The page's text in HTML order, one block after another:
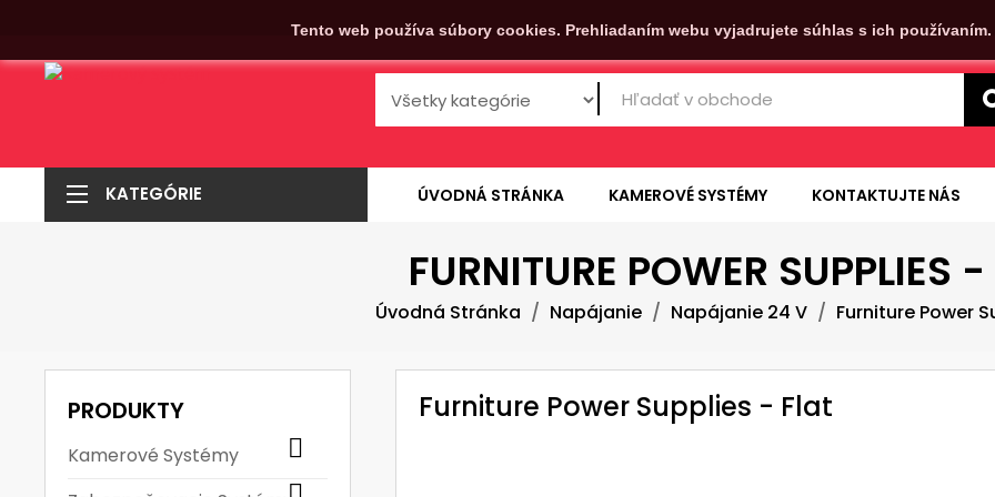
Tento web používa súbory cookies. Prehliadaním webu vyjadrujete súhlas s ich používaním.
ÚVODNÁ STRÁNKA KAMEROVÉ SYSTÉMY KONTAKTUJTE NÁS
KATEGÓRIE
FURNITURE POWER SUPPLIES
Úvodná Stránka Napájanie Napájanie 24 V Furniture Power
PRODUKTY
Kamerové Systémy 
Furniture Power Supplies - Flat